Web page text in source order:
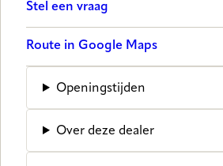
Stel een vraag
Route in Google Maps
Openingstijden
Over deze dealer